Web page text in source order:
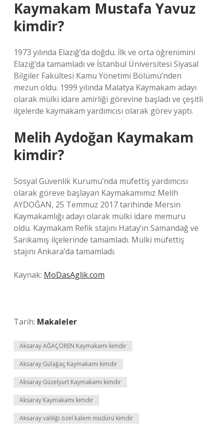
Kaymakam Mustafa Yavuz
kimdir?
1973 yılında Elazığ’da doğdu. İlk ve orta öğrenimini
Elazığ’da tamamladı ve İstanbul Üniversitesi Siyasal
Bilgiler Fakültesi Kamu Yönetimi Bölümü’nden
mezun oldu. 1999 yılında Malatya Kaymakam adayı
olarak mülki idare amirliği görevine başladı ve çeşitli
ilçelerde kaymakam yardımcısı olarak görev yaptı.
Melih Aydoğan Kaymakam
kimdir?
Sosyal Güvenlik Kurumu’nda müfettiş yardımcısı
olarak göreve başlayan Kaymakamımız Melih
AYDOĞAN, 25 Temmuz 2017 tarihinde Mersin
Kaymakamlığı adayı olarak mülki idare memuru
oldu. Kaymakam Refik stajını Hatay’ın Samandağ ve
Sarıkamış ilçelerinde tamamladı. Mülki müfettiş
stajını Ankara’da tamamladı.
Kaynak: MoDasAglik.com
Tarih: Makaleler
Aksaray AĞAÇÖREN Kaymakamı kimdir
Aksaray Gülağaç Kaymakamı kimdir
Aksaray Güzelyurt Kaymakamı kimdir
Aksaray Kaymakamı kimdir
Aksaray valiliği özel kalem müdürü kimdir